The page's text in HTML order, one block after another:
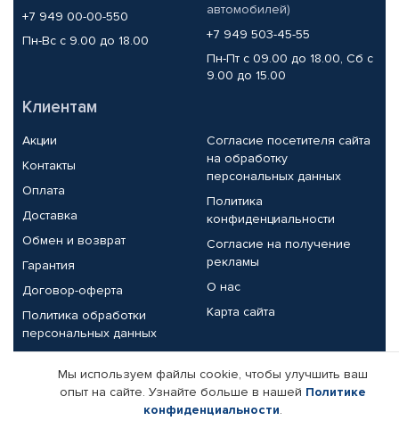
+7 949 00-00-550
Пн-Вс с 9.00 до 18.00
автомобилей)
+7 949 503-45-55
Пн-Пт с 09.00 до 18.00, Сб с
9.00 до 15.00
Клиентам
Акции
Контакты
Оплата
Доставка
Обмен и возврат
Гарантия
Договор-оферта
Политика обработки
персональных данных
Согласие посетителя сайта
на обработку
персональных данных
Политика
конфиденциальности
Согласие на получение
рекламы
О нас
Карта сайта
Партнерам
Корпоративным клиентам
Реквизиты компании
Мы используем файлы cookie, чтобы улучшить ваш
опыт на сайте. Узнайте больше в нашей Политике
конфиденциальности.